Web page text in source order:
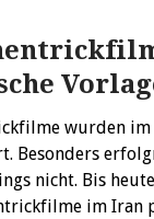
wurden
Besonders
nicht. Bis
im Iran